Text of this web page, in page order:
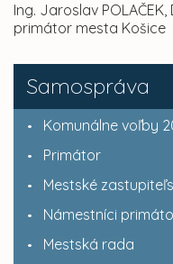
Samospráva
Komunálne voľby
Primátor
Mestské
Námestníci
Mestská rada
Ing. Jaroslav POLAČEK,
primátor mesta Košice